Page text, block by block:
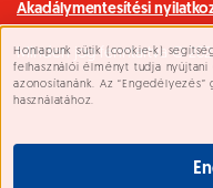
Süti beállítások
Honlapunk sütik (cookie-k)
felhasználói élményt tudja
azonosítanánk. Az
használatához.
Akadálymentesítési
Minden jog fenntartva ©